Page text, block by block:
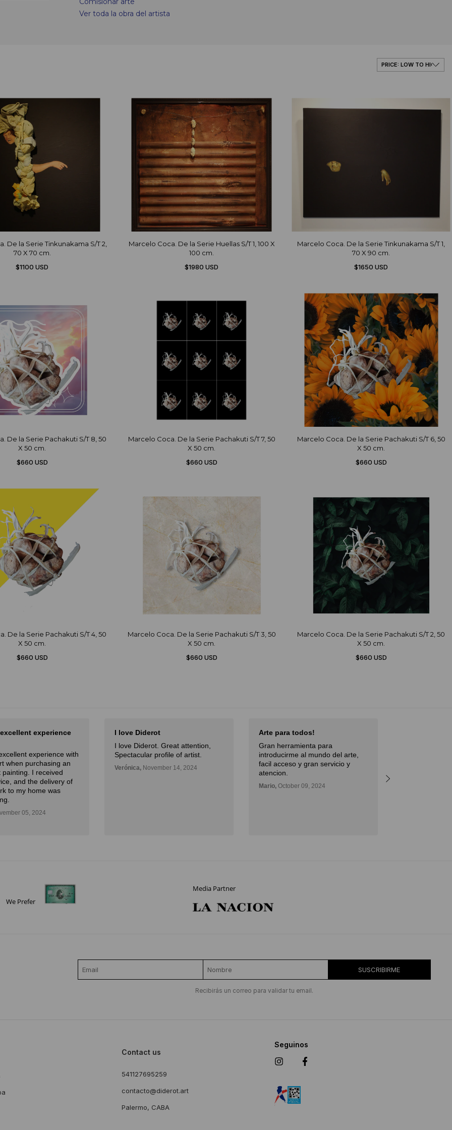
Ver toda la obra del artista
De la Serie Tinkunakama S/T 2,
70 X 70 cm.
$1100 USD
Marcelo Coca. De la Serie Huellas S/T 1, 100 X
100 cm.
$1980 USD
Marcelo Coca. De la Serie Tinkunakama S/T 1,
70 X 90 cm.
$1650 USD
De la Serie Pachakuti S/T 8, 50
X 50 cm.
$660 USD
Marcelo Coca. De la Serie Pachakuti S/T 7, 50
X 50 cm.
$660 USD
Marcelo Coca. De la Serie Pachakuti S/T 6, 50
X 50 cm.
$660 USD
De la Serie Pachakuti S/T 4, 50
X 50 cm.
$660 USD
Marcelo Coca. De la Serie Pachakuti S/T 3, 50
X 50 cm.
$660 USD
Marcelo Coca. De la Serie Pachakuti S/T 2, 50
X 50 cm.
$660 USD
Diderot
profile of artist.
November 14, 2024
Arte para todos!
Gran herramienta para
introducirme al mundo del arte,
facil acceso y gran servicio y
atencion.
Excellent Service!!
Débora,October 09, 2024
We Prefer
Media Partner
SUSCRIBIRME
Recibirás un correo para validar tu email.
Contact us
541127695259
contacto@diderot.art
Palermo, CABA
Seguinos